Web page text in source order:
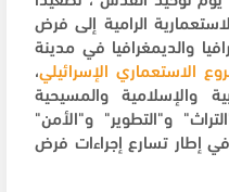
الرامية إلى فرض
والديمغرافيا في مدينة
الاستعماري الإسرائيلي،
والإسلامية والمسيحية
و"التطوير" و"الأمن"
إطار تسارع إجراءات فرض